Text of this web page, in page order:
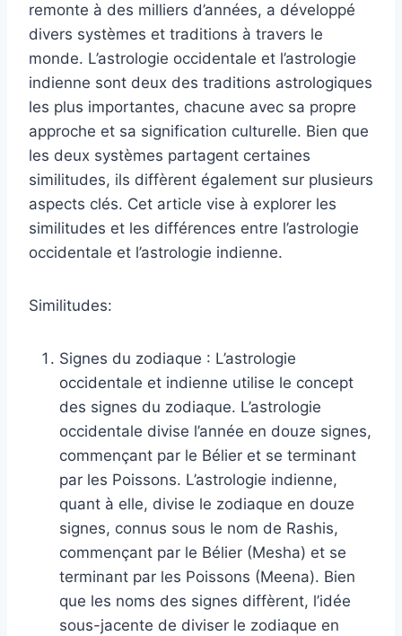
remonte à des milliers d’années, a développé
divers systèmes et traditions à travers le
monde. L’astrologie occidentale et l’astrologie
indienne sont deux des traditions astrologiques
les plus importantes, chacune avec sa propre
approche et sa signification culturelle. Bien que
les deux systèmes partagent certaines
similitudes, ils diffèrent également sur plusieurs
aspects clés. Cet article vise à explorer les
similitudes et les différences entre l’astrologie
occidentale et l’astrologie indienne.
Similitudes:
Signes du zodiaque : L’astrologie
occidentale et indienne utilise le concept
des signes du zodiaque. L’astrologie
occidentale divise l’année en douze signes,
commençant par le Bélier et se terminant
par les Poissons. L’astrologie indienne,
quant à elle, divise le zodiaque en douze
signes, connus sous le nom de Rashis,
commençant par le Bélier (Mesha) et se
terminant par les Poissons (Meena). Bien
que les noms des signes diffèrent, l’idée
sous-jacente de diviser le zodiaque en